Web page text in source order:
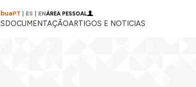
PT ES ENÁREA PESSOAL
DOCUMENTAÇÃOARTIGOS E NOTICIAS